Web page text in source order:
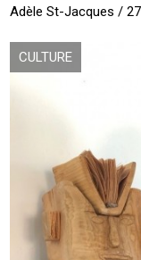
Adèle St-Jacques /
CULTURE